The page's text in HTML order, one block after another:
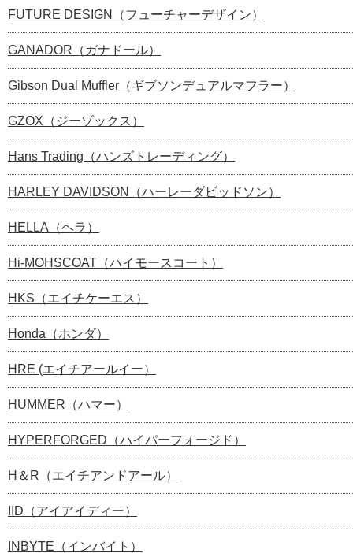
FUTURE DESIGN（フューチャーデザイン）
GANADOR（ガナドール）
Gibson Dual Muffler（ギブソンデュアルマフラー）
GZOX（ジーゾックス）
Hans Trading（ハンズトレーディング）
HARLEY DAVIDSON（ハーレーダビッドソン）
HELLA（ヘラ）
Hi-MOHSCOAT（ハイモースコート）
HKS（エイチケーエス）
Honda（ホンダ）
HRE (エイチアールイー）
HUMMER（ハマー）
HYPERFORGED（ハイパーフォージド）
H＆R（エイチアンドアール）
IID（アイアイディー）
INBYTE（インバイト）